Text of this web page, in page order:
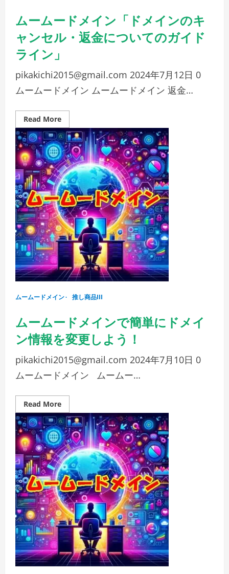
情
報
の
変
更
ー
ト！」
ムームードメイン「ドメインのキ
ャンセル・返金についてのガイド
ライン」
pikakichi2015@gmail.com 2024年7月12日 0
ムームードメイン ムームードメイン 返金…
Read MoreRead
more
about
ム
ー
ム
ー
ド
メ
イ
ン
「ド
メ
イ
ン
の
キ
ャ
ン
セ
ル・
返
金
に
い
ガ
イ
ド
ラ
イ
ン」
ムームードメイン 推し商品III
ムームードメインで簡単にドメイ
ン情報を変更しよう！
pikakichi2015@gmail.com 2024年7月10日 0
ムームードメイン ムームー…
Read MoreRead
more
about
ム
ー
ム
ー
ド
メ
イ
ン
で
簡
単
に
ド
メ
イ
ン
情
を
変
更